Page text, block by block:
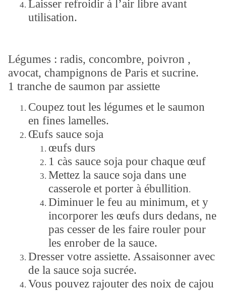
Laisser refroidir à l’air libre avant
utilisation.
Légumes : radis, concombre, poivron ,
avocat, champignons de Paris et sucrine.
1 tranche de saumon par assiette
Coupez tout les légumes et le saumon
en fines lamelles.
Œufs sauce soja
œufs durs
1 càs sauce soja pour chaque œuf
Mettez la sauce soja dans une
casserole et porter à ébullition.
Diminuer le feu au minimum, et y
incorporer les œufs durs dedans, ne
pas cesser de les faire rouler pour
les enrober de la sauce.
Dresser votre assiette. Assaisonner avec
de la sauce soja sucrée.
Vous pouvez rajouter des noix de cajou